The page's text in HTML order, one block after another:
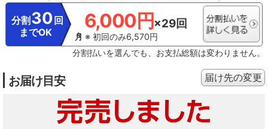
分割 30 回
までOK
6,000円×29回
※ 初回のみ6,570円
分割払いを選んでも、お支払総額は変わりません。
お届け目安 届け先の変更